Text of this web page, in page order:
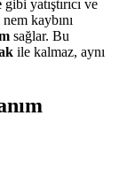
gibi yatıştırıcı ve
kaybını
sağlar. Bu
ile kalmaz, aynı